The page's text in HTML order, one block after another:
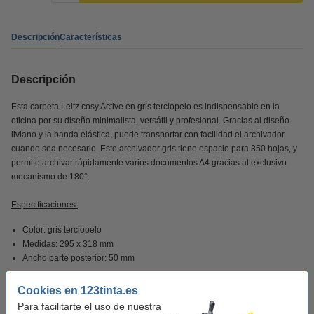
Cookies en 123tinta.es
Para facilitarte el uso de nuestra
DescripciónCaracterísticas
Descripción
Esta carpeta Leitz cosy Active en gris terciopelo es indispensable en la
oficina por su diseño minimalista, versátil y profesional. Gracias al diseño
liviano y la banda elástica, puede transportar con facilidad el archivador
cuando sea necesario. Este archivador gris tiene espacio para 350 hojas, y
permite archivar rápidamente varios documentos A4 gracias al exclusivo
mecanismo de 180°.
Especificaciones:
Color: gris terciopelo
Medidas: 295 x 318 mm
Ancho parte posterior: 50 mm
Guarda papeles, archivos y documentos juntos de forma ordenada con este
archivador A4.